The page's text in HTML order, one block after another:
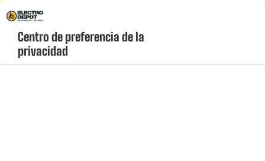
Menú
geolocation-header-icon-text
account
Centro de preferencia de la
privacidad